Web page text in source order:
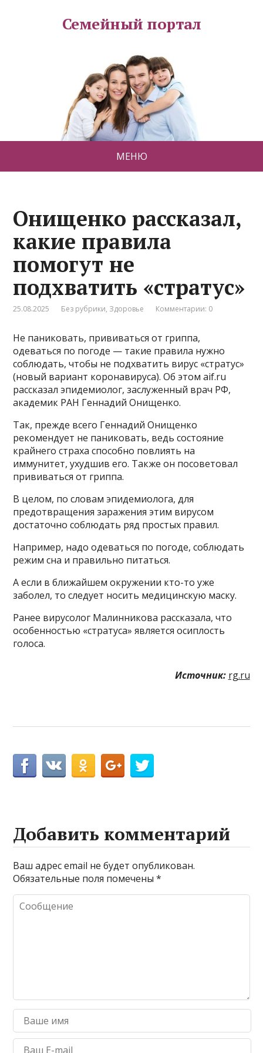
Семейный портал
МЕНЮ
Онищенко рассказал,
какие правила
помогут не
подхватить «стратус»
25.08.2025 Без рубрики, Здоровье Комментарии: 0
Не паниковать, прививаться от гриппа,
одеваться по погоде — такие правила нужно
соблюдать, чтобы не подхватить вирус «стратус»
(новый вариант коронавируса). Об этом aif.ru
рассказал эпидемиолог, заслуженный врач РФ,
академик РАН Геннадий Онищенко.
Так, прежде всего Геннадий Онищенко
рекомендует не паниковать, ведь состояние
крайнего страха способно повлиять на
иммунитет, ухудшив его. Также он посоветовал
прививаться от гриппа.
В целом, по словам эпидемиолога, для
предотвращения заражения этим вирусом
достаточно соблюдать ряд простых правил.
Например, надо одеваться по погоде, соблюдать
режим сна и правильно питаться.
А если в ближайшем окружении кто-то уже
заболел, то следует носить медицинскую маску.
Ранее вирусолог Малинникова рассказала, что
особенностью «стратуса» является осиплость
голоса.
Источник: rg.ru
Добавить комментарий
Ваш адрес email не будет опубликован.
Обязательные поля помечены*